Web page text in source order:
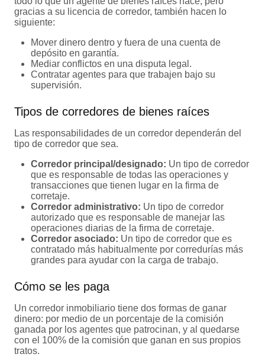
gracias a su licencia de corredor, también hacen lo
siguiente:
Mover dinero dentro y fuera de una cuenta de
depósito en garantía.
Mediar conflictos en una disputa legal.
Contratar agentes para que trabajen bajo su
supervisión.
Tipos de corredores de bienes raíces
Las responsabilidades de un corredor dependerán del
tipo de corredor que sea.
Corredor principal/designado: Un tipo de corredor
que es responsable de todas las operaciones y
transacciones que tienen lugar en la firma de
corretaje.
Corredor administrativo: Un tipo de corredor
autorizado que es responsable de manejar las
operaciones diarias de la firma de corretaje.
Corredor asociado: Un tipo de corredor que es
contratado más habitualmente por corredurías más
grandes para ayudar con la carga de trabajo.
Cómo se les paga
Un corredor inmobiliario tiene dos formas de ganar
dinero: por medio de un porcentaje de la comisión
ganada por los agentes que patrocinan, y al quedarse
con el 100% de la comisión que ganan en sus propios
tratos.